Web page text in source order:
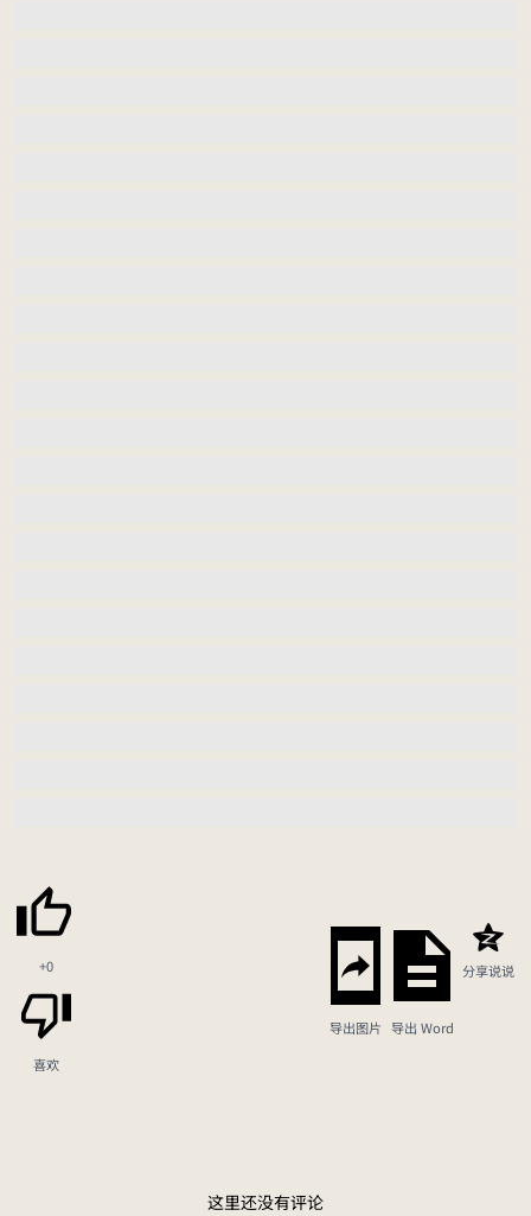
+0
喜欢
导出图片 导出 Word
分享说说
这里还没有评论